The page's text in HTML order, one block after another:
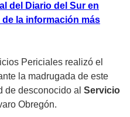
del Diario del Sur en
la información más
Periciales realizó el
la madrugada de este
de desconocido al Servicio
Obregón.